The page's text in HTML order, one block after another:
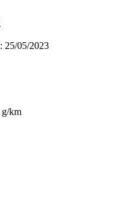
25/05/2023
g/km